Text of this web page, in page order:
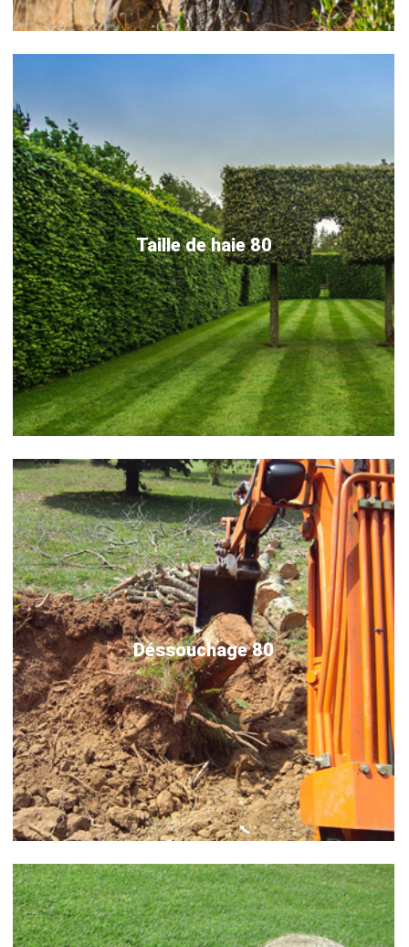
Taille de haie 80
Déssouchage 80